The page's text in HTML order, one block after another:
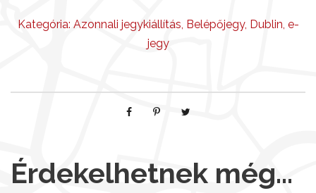
Kategória: Azonnali jegykiállítás Belépőjegy, Dublin e-
jegy
Érdekelhetnek még…